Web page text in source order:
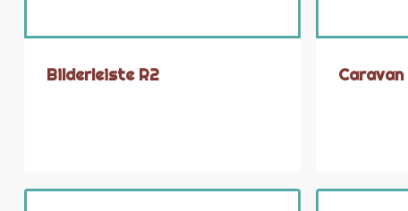
Bilderleiste R2